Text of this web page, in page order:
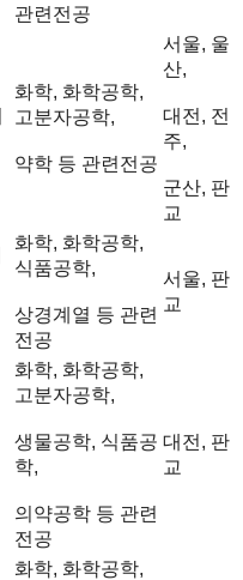
관련전공
화학, 화학공학,
고분자공학,
약학 등 관련전공
서울, 울
산,
대전, 전
주,
군산, 판
교
화학, 화학공학,
식품공학,
상경계열 등 관련
전공
서울, 판
교
화학, 화학공학,
고분자공학,
생물공학, 식품공
학,
의약공학 등 관련
전공
대전, 판
교
화학, 화학공학,